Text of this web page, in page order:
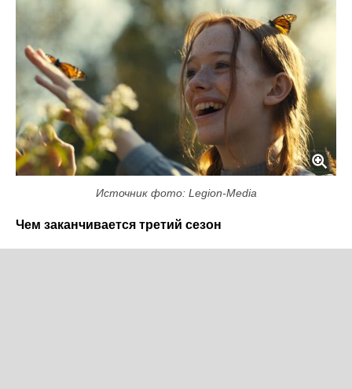
Источник фото: Legion-Media
Чем заканчивается третий сезон